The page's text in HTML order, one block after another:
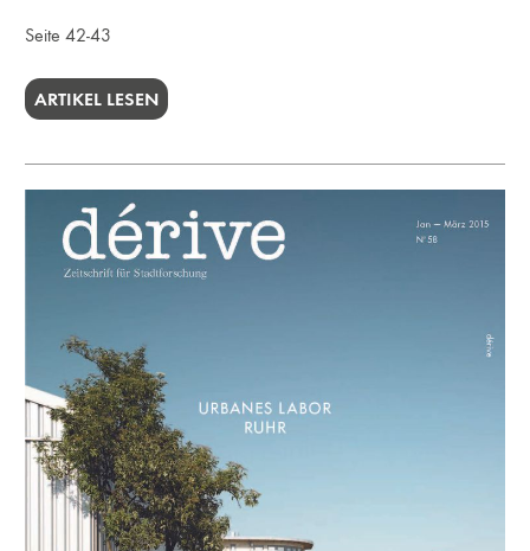
Seite 42-43
ARTIKEL LESEN